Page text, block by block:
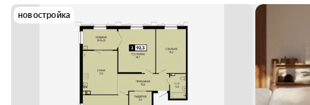
новостройка